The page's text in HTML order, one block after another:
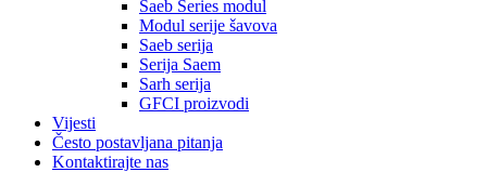
Saeb Series modul
Modul serije šavova
Saeb serija
Serija Saem
Sarh serija
GFCI proizvodi
Vijesti
Često postavljana pitanja
Kontaktirajte nas